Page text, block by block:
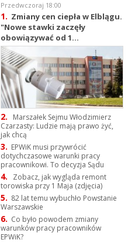
Przedwczoraj 18:00
1. Zmiany cen ciepła w Elblągu.
"Nowe stawki zaczęły
obowiązywać od 1...
2.
Marszałek Sejmu Włodzimierz
Czarzasty: Ludzie mają prawo żyć,
jak chcą
3. EPWiK musi przywrócić
dotychczasowe warunki pracy
pracownikowi. To decyzja Sądu
4.
Zobacz, jak wygląda remont
torowiska przy 1 Maja (zdjęcia)
5. 82 lat temu wybuchło Powstanie
Warszawskie
6. Co było powodem zmiany
warunków pracy pracowników
EPWiK?